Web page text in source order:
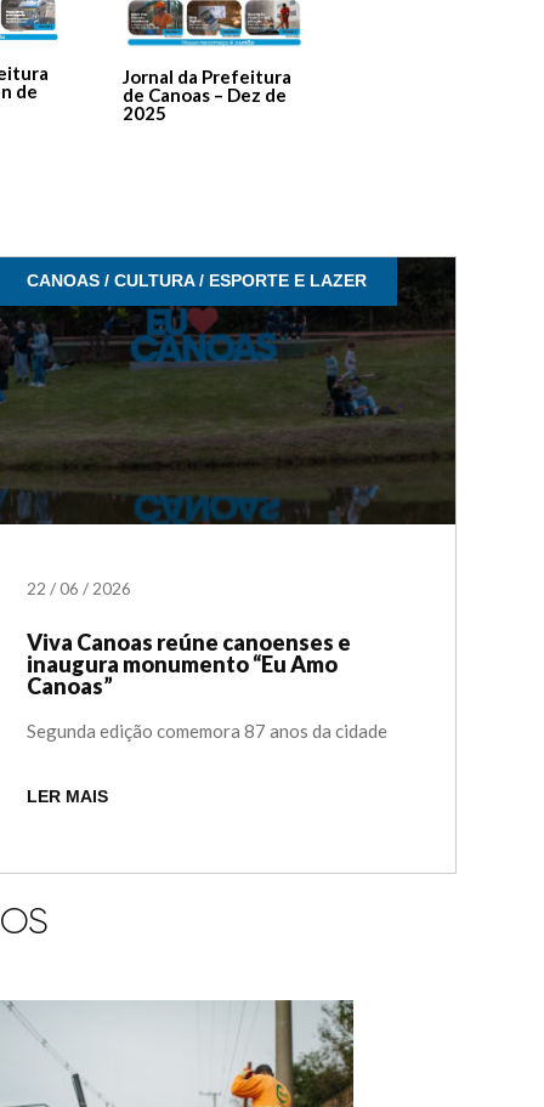
de
Jornal da Prefeitura
de Canoas – Dez de
2025
CANOAS / CULTURA / ESPORTE E LAZER
22 /06 / 2026
Viva Canoas reúne canoenses e
inaugura monumento “Eu Amo
Canoas”
Segunda edição comemora 87 anos da cidade
LER MAIS